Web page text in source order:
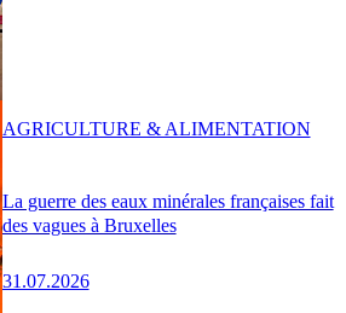
La guerre des eaux minérales françaises fait
des vagues à Bruxelles
31.07.2026
AGRICULTURE & ALIMENTATION